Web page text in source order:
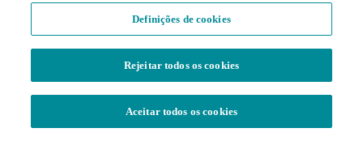
Definições de cookies
Rejeitar todos os cookies
Aceitar todos os cookies